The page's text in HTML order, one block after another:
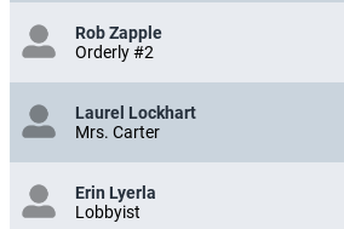
Rob Zapple
Orderly #2
Laurel Lockhart
Mrs. Carter
Erin Lyerla
Lobbyist